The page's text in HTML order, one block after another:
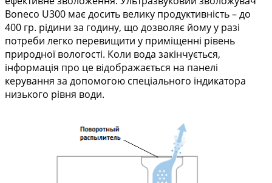
Boneco U300 має досить велику продуктивність – до
400 гр. рідини за годину, що дозволяє йому у разі
потреби легко перевищити у приміщенні рівень
природної вологості. Коли вода закінчується,
інформація про це відображається на панелі
керування за допомогою спеціального індикатора
низького рівня води.